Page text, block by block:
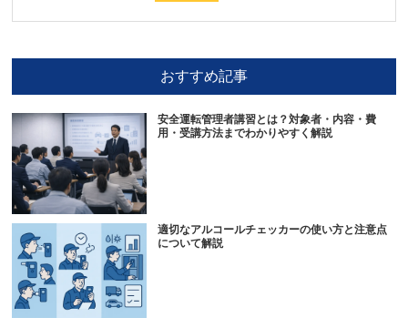
おすすめ記事
安全運転管理者講習とは？対象者・内容・費
用・受講方法までわかりやすく解説
適切なアルコールチェッカーの使い方と注意点
について解説